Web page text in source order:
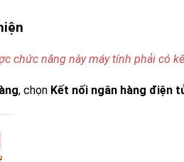
chức năng này máy tính phải có
, chọn Kết nối ngân hàng điện